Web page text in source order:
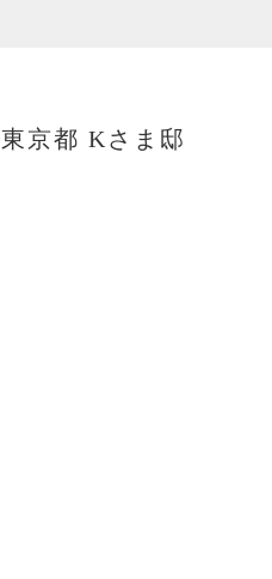
東京都 Kさま邸